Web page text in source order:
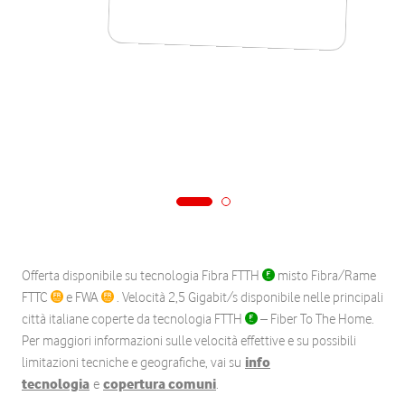
Offerta disponibile su tecnologia Fibra FTTH
misto Fibra/Rame
FTTC
e FWA
. Velocità 2,5 Gigabit/s disponibile nelle principali
città italiane coperte da tecnologia FTTH
– Fiber To The Home.
Per maggiori informazioni sulle velocità effettive e su possibili
limitazioni tecniche e geografiche, vai su info
tecnologia e copertura comuni.